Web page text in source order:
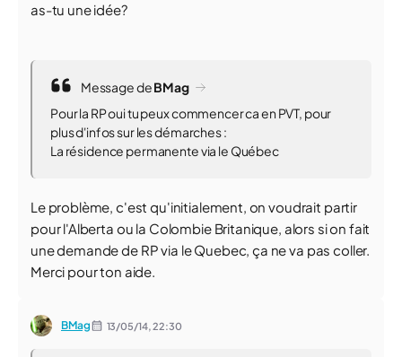
as-tu une idée?
Message deBMag
Pour la RP oui tu peux commencer ca en PVT, pour
plus d'infos sur les démarches :
La résidence permanente via le Québec
Le problème, c'est qu'initialement, on voudrait partir
pour l'Alberta ou la Colombie Britanique, alors si on fait
une demande de RP via le Quebec, ça ne va pas coller.
Merci pour ton aide.
BMag 13/05/14,22:30